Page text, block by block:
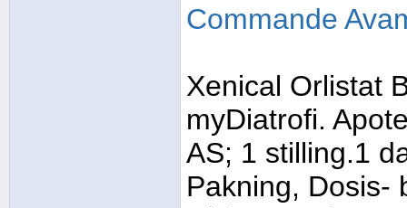
Commande
Xenical Orlistat
myDiatrofi.
AS; 1 stilling.1
Pakning, Dosis-